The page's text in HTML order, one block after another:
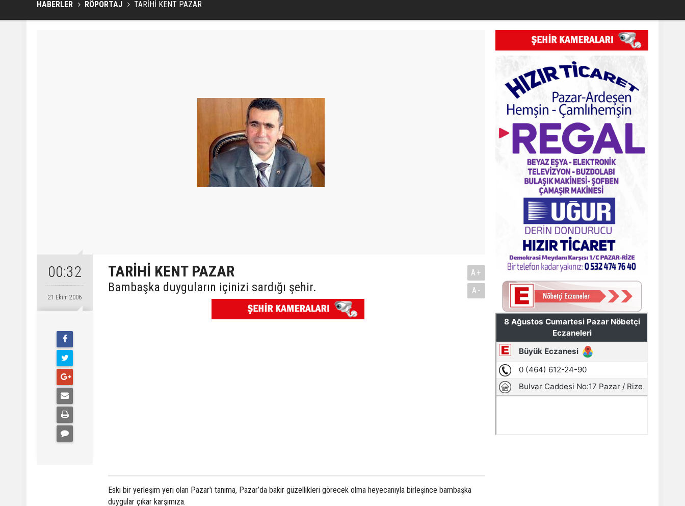
HABERLER RÖPORTAJ TARİHİ KENT PAZAR
00:32
21 Ekim 2006
TARİHİ KENT PAZAR
Bambaşka duyguların içinizi sardığı şehir.
A+
A-
Eski bir yerleşim yeri olan Pazar'ı tanıma, Pazar’da bakir güzellikleri görecek olma heyecanıyla birleşince bambaşka
duygular çıkar karşımıza.